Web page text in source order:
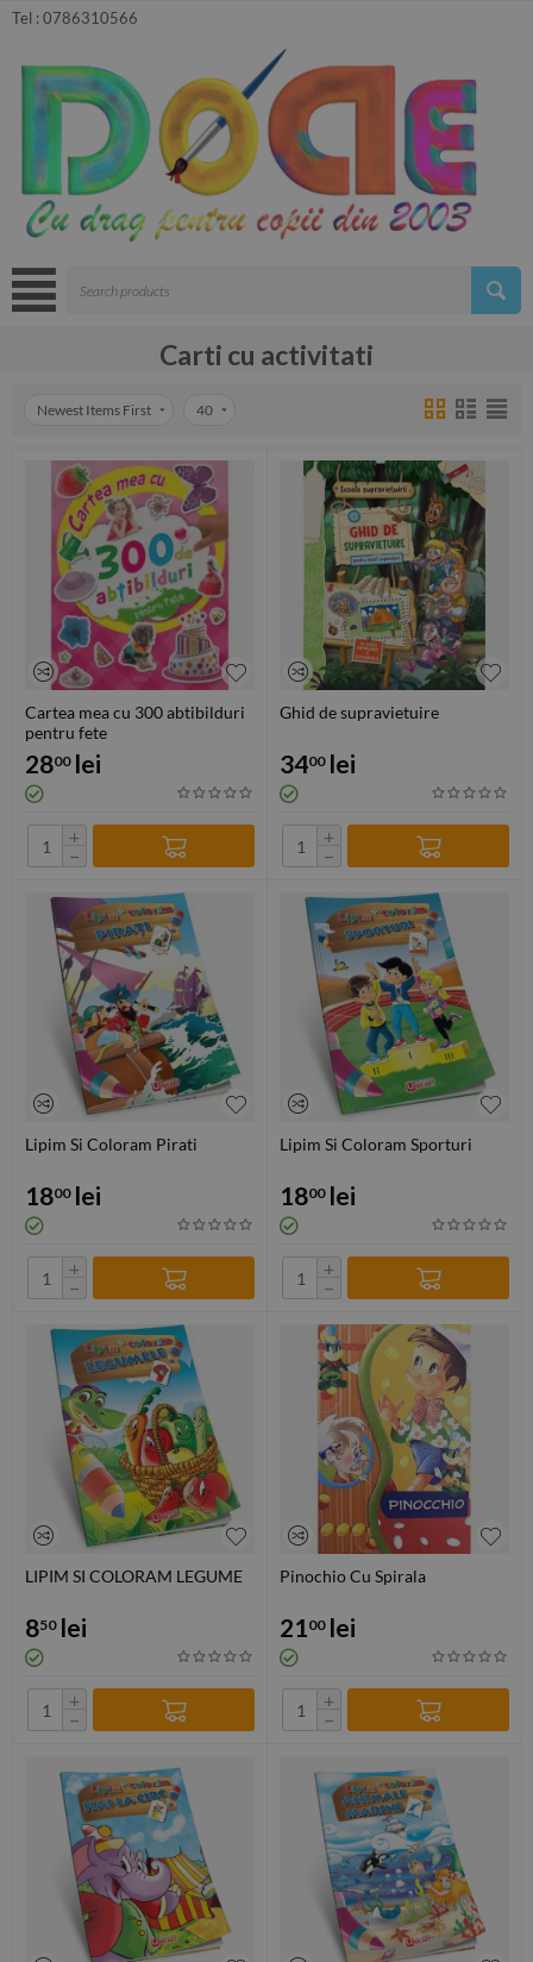
Tel :0786310566
Carti cu activitati
Newest Items First 40
Cartea mea cu 300 abtibilduri
pentru fete
2800 lei
+
−
Ghid de supravietuire
3400 lei
+
−
Lipim Si Coloram Pirati
1800 lei
+
−
Lipim Si Coloram Sporturi
1800 lei
+
−
LIPIM SI COLORAM LEGUME
850 lei
+
−
Pinochio Cu Spirala
2100 lei
+
−